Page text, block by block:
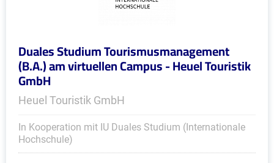
Duales Studium Tourismusmanagement
(B.A.) am virtuellen Campus - Heuel Touristik
GmbH
Heuel Touristik GmbH
In Kooperation mit IU Duales Studium (Internationale
Hochschule)